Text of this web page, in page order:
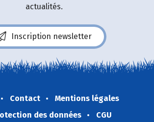
actualités.
Inscription newsletter
Contact
Mentions légales
des données
CGU